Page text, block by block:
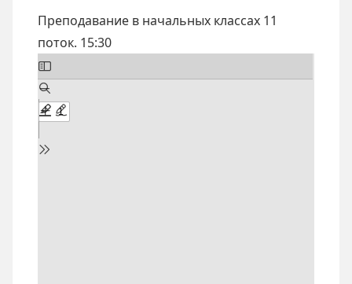
Преподавание в начальных классах 11
поток. 15:30